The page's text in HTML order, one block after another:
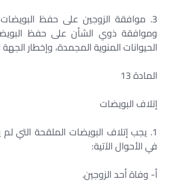
3. موافقة الزوجين على حفظ
وموافقة ذوي الشأن على حفظ
الحيوانات المنوية المجمدة، وإخطار
المادة 13
إتلاف البويضات
1. يجب إتلاف البويضات الملقحة التي
في الأحوال الآتية:
أ- وفاة أحد الزوجين.